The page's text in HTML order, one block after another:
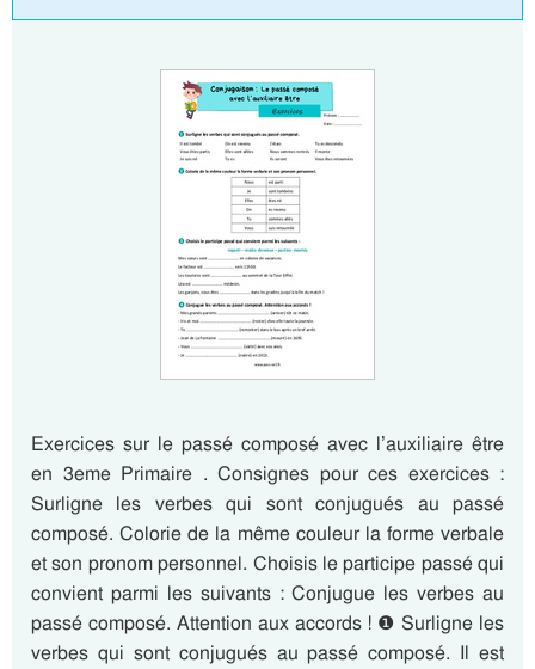
Exercices sur le passé composé avec l’auxiliaire être
en 3eme Primaire . Consignes pour ces exercices :
Surligne les verbes qui sont conjugués au passé
composé. Colorie de la même couleur la forme verbale
et son pronom personnel. Choisis le participe passé qui
convient parmi les suivants : Conjugue les verbes au
passé composé. Attention aux accords ! ❶ Surligne les
verbes qui sont conjugués au passé composé. Il est